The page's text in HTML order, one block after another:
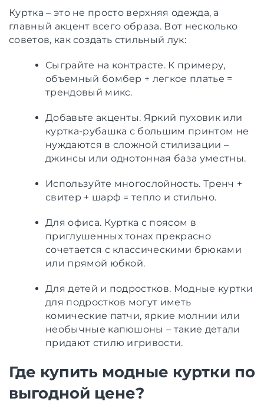
Куртка – это не просто верхняя одежда, а
главный акцент всего образа. Вот несколько
советов, как создать стильный лук:
Сыграйте на контрасте. К примеру,
объемный бомбер + легкое платье =
трендовый микс.
Добавьте акценты. Яркий пуховик или
куртка-рубашка с большим принтом не
нуждаются в сложной стилизации –
джинсы или однотонная база уместны.
Используйте многослойность. Тренч +
свитер + шарф = тепло и стильно.
Для офиса. Куртка с поясом в
приглушенных тонах прекрасно
сочетается с классическими брюками
или прямой юбкой.
Для детей и подростков. Модные куртки
для подростков могут иметь
комические патчи, яркие молнии или
необычные капюшоны – такие детали
придают стилю игривости.
Где купить модные куртки по
выгодной цене?